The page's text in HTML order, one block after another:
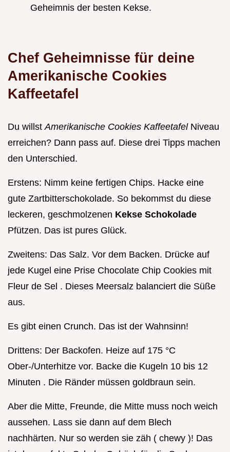
Geheimnis der besten Kekse.
Chef Geheimnisse für deine
Amerikanische Cookies
Kaffeetafel
Du willst Amerikanische Cookies Kaffeetafel Niveau
erreichen? Dann pass auf. Diese drei Tipps machen
den Unterschied.
Erstens: Nimm keine fertigen Chips. Hacke eine
gute Zartbitterschokolade. So bekommst du diese
leckeren, geschmolzenen Kekse Schokolade
Pfützen. Das ist pures Glück.
Zweitens: Das Salz. Vor dem Backen. Drücke auf
jede Kugel eine Prise Chocolate Chip Cookies mit
Fleur de Sel . Dieses Meersalz balanciert die Süße
aus.
Es gibt einen Crunch. Das ist der Wahnsinn!
Drittens: Der Backofen. Heize auf 175 °C
Ober-/Unterhitze vor. Backe die Kugeln 10 bis 12
Minuten . Die Ränder müssen goldbraun sein.
Aber die Mitte, Freunde, die Mitte muss noch weich
aussehen. Lass sie dann auf dem Blech
nachhärten. Nur so werden sie zäh ( chewy )! Das